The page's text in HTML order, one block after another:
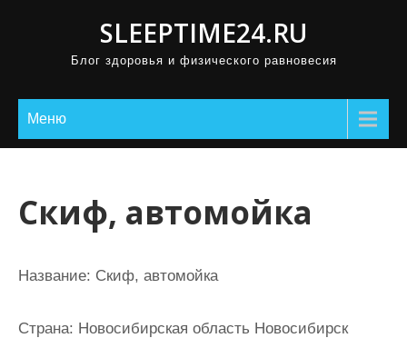
SLEEPTIME24.RU
Блог здоровья и физического равновесия
Меню
Скиф, автомойка
Название: Скиф, автомойка
Страна: Новосибирская область Новосибирск